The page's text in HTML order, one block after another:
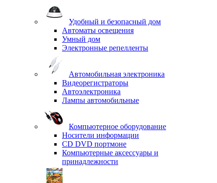
Удобный и безопасный дом
Автоматы освещения
Умный дом
Электронные репелленты
Автомобильная электроника
Видеорегистраторы
Автоэлектроника
Лампы автомобильные
Компьютерное оборудование
Носители информации
CD DVD портмоне
Компьютерные аксессуары и
принадлежности